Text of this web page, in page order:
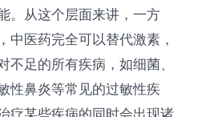
。从这个层面来讲，一方
医药完全可以替代激素，
足的所有疾病，如细菌、
性鼻炎等常见的过敏性疾